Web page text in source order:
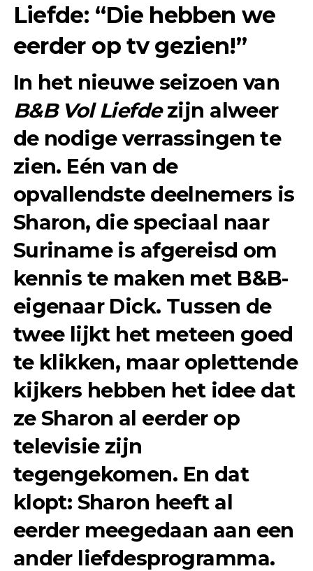
Liefde: “Die hebben we
eerder op tv gezien!”
In het nieuwe seizoen van
B&B Vol Liefdezijn alweer
de nodige verrassingen te
zien. Eén van de
opvallendste deelnemers is
Sharon, die speciaal naar
Suriname is afgereisd om
kennis te maken met B&B-
eigenaar Dick. Tussen de
twee lijkt het meteen goed
te klikken, maar oplettende
kijkers hebben het idee dat
ze Sharon al eerder op
televisie zijn
tegengekomen. En dat
klopt: Sharon heeft al
eerder meegedaan aan een
ander liefdesprogramma.